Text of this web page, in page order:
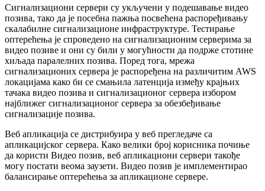
Сигнализациони сервери су укључени у подешавање видео
позива, тако да је посебна пажња посвећена распоређивању
скалабилне сигнализационе инфраструктуре. Тестирање
оптерећења је спроведено на сигнализационим серверима за
видео позиве и они су били у могућности да подрже стотине
хиљада паралелних позива. Поред тога, мрежа
сигнализационих сервера је распоређена на различитим AWS
локацијама како би се смањила латенција између крајњих
тачака видео позива и сигнализационог сервера избором
најближег сигнализационог сервера за обезбеђивање
сигнализације позива.
Веб апликација се дистрибуира у веб прегледаче са
апликацијског сервера. Како велики број корисника почиње
да користи Видео позив, веб апликациони сервери такође
могу постати веома заузети. Видео позив је имплементирао
балансирање оптерећења за апликационе сервере.